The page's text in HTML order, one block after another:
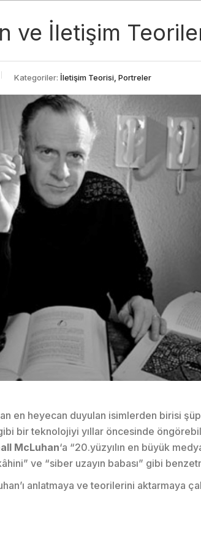
ve İletişim
Kategoriler: İletişim Teorisi, Portreler
en heyecan duyulan isimlerden birisi
bir teknolojiyi yıllar öncesinde
McLuhan‘a “20.yüzyılın en büyük
ve “siber uzayın babası” gibi
anlatmaya ve teorilerini aktarmaya